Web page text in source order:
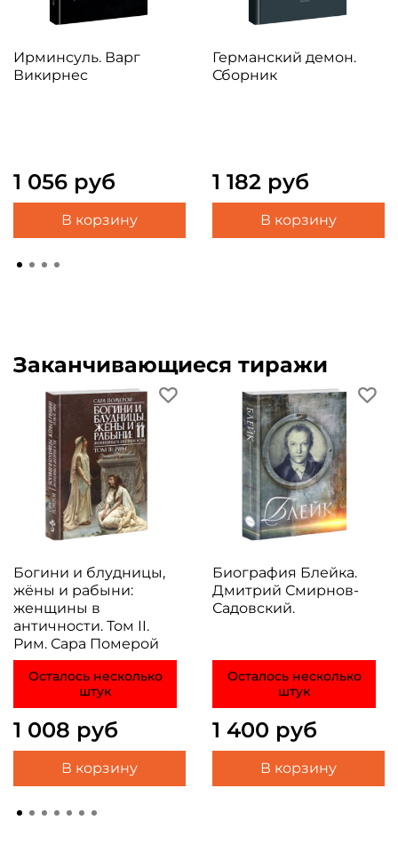
Ирминсуль. Варг
Викирнес
1 056 руб
В корзину
Германский демон.
Сборник
1 182 руб
В корзину
Заканчивающиеся тиражи
Богини и блудницы,
жёны и рабыни:
женщины в
античности. Том II.
Рим. Сара Померой
Осталось несколько
штук
1 008 руб
В корзину
Биография Блейка.
Дмитрий Смирнов-
Садовский.
Осталось несколько
штук
1 400 руб
В корзину